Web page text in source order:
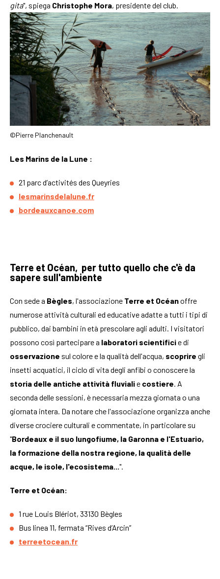
gita", spiega Christophe Mora, presidente del club.
©Pierre Planchenault
Les Marins de la Lune :
21 parc d’activités des Queyries
lesmarinsdelalune.fr
bordeauxcanoe.com
Terre et Océan, per tutto quello che c'è da
sapere sull'ambiente
Con sede a Bègles, l'associazione Terre et Océanoffre
numerose attività culturali ed educative adatte a tutti i tipi di
pubblico, dai bambini in età prescolare agli adulti. I visitatori
possono così partecipare a laboratori scientificie di
osservazione sul colore e la qualità dell'acqua, scoprire gli
insetti acquatici, il ciclo di vita degli anfibi o conoscere la
storia delle antiche attività fluvialie costiere . A
seconda delle sessioni, è necessaria mezza giornata o una
giornata intera. Da notare che l'associazione organizza anche
diverse crociere culturali e commentate, in particolare su
"Bordeaux e il suo lungofiume, la Garonna e l'Estuario,
la formazione della nostra regione, la qualità delle
acque, le isole, l'ecosistema... ".
Terre et Océan:
1 rue Louis Blériot, 33130 Bègles
Bus linea 11, fermata “Rives d’Arcin”
terreetocean.fr